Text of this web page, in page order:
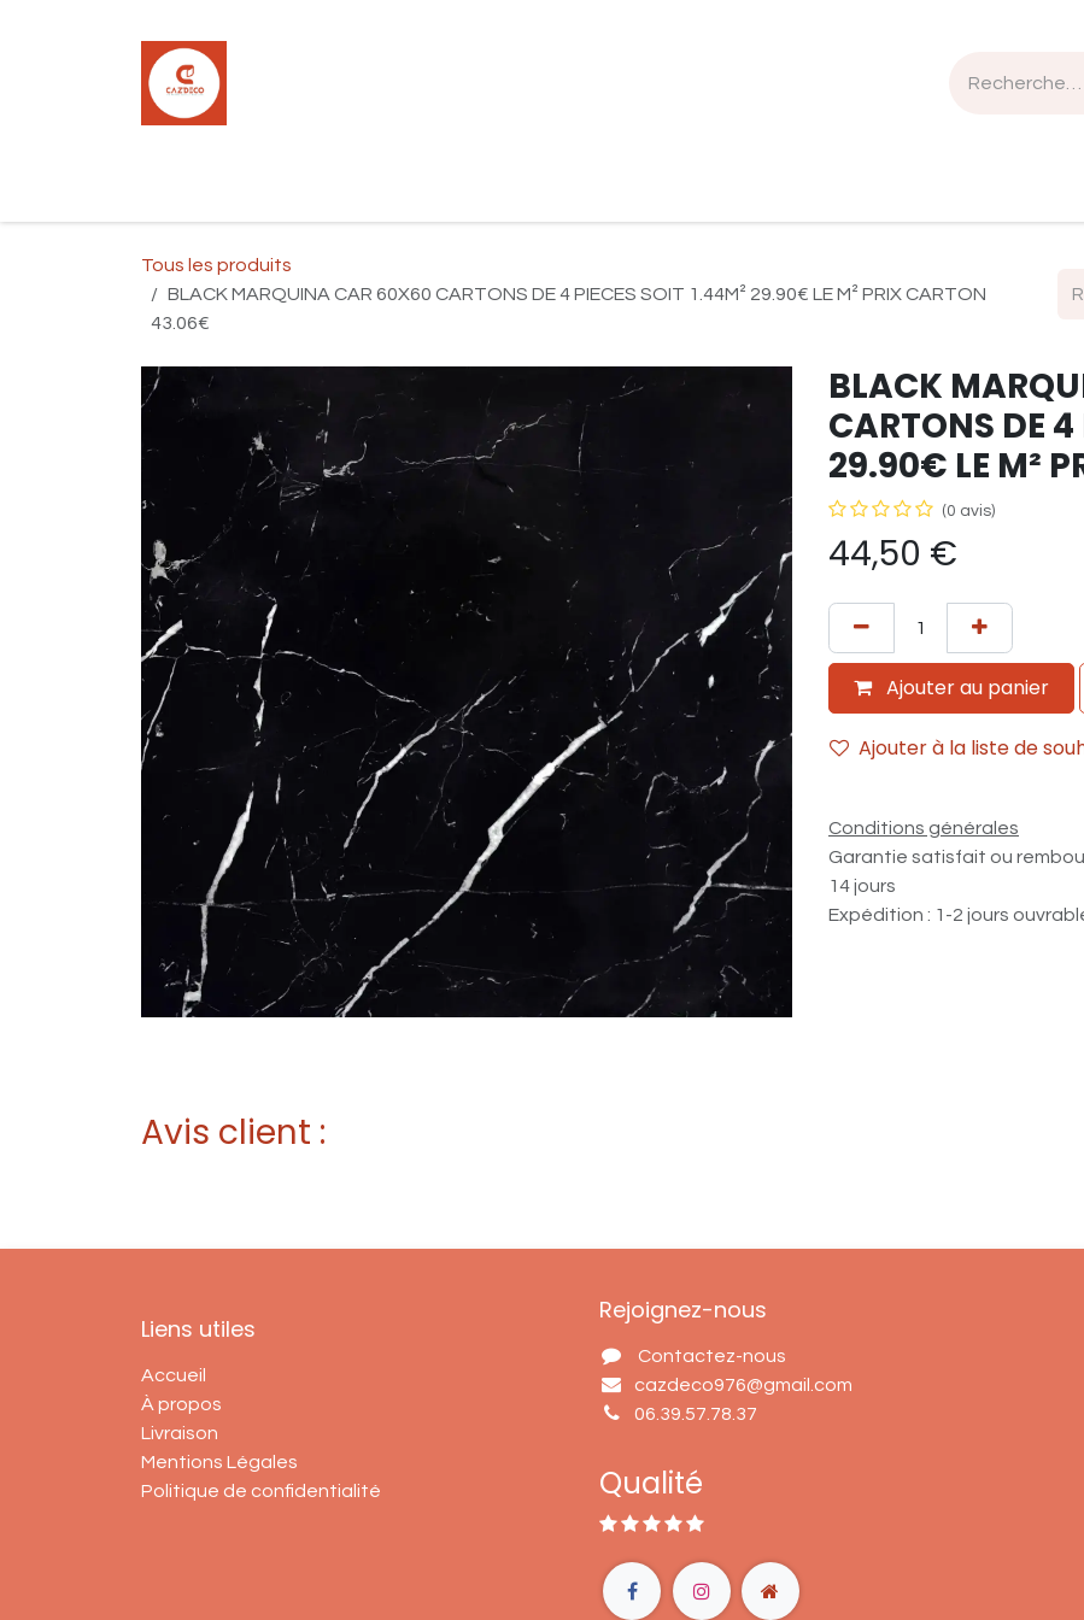
Tous les produits
BLACK MARQUINA CAR 60X60 CARTONS DE 4 PIECES SOIT 1.44M² 29.90€ LE M² PRIX CARTON
43.06€
BLACK
CARTONS DE 4
29.90€ LE M²
(0 avis)
44,50 €
Ajouter au panier
Ajouter à la liste de
Conditions générales
Garantie satisfait ou
14 jours
Expédition : 1-2 jours
Avis client :
Liens utiles
Accueil
À propos
Livraison
Mentions Légales
Politique de confidentialité
Rejoignez-nous
Contactez-nous
cazdeco976@gmail.com
06.39.57.78.37
Qualité